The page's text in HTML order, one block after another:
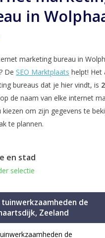
in
marketing bureau in
De SEO Marktplaats helpt! Het
bureaus dat je hier vindt, is 2
de naam van elke internet
kiezen om zijn gegevens te
te plannen.
en stad
selectie
de
Zeeland
de